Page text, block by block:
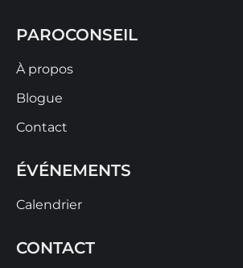
PAROCONSEIL
À propos
Blogue
Contact
ÉVÉNEMENTS
Calendrier
CONTACT